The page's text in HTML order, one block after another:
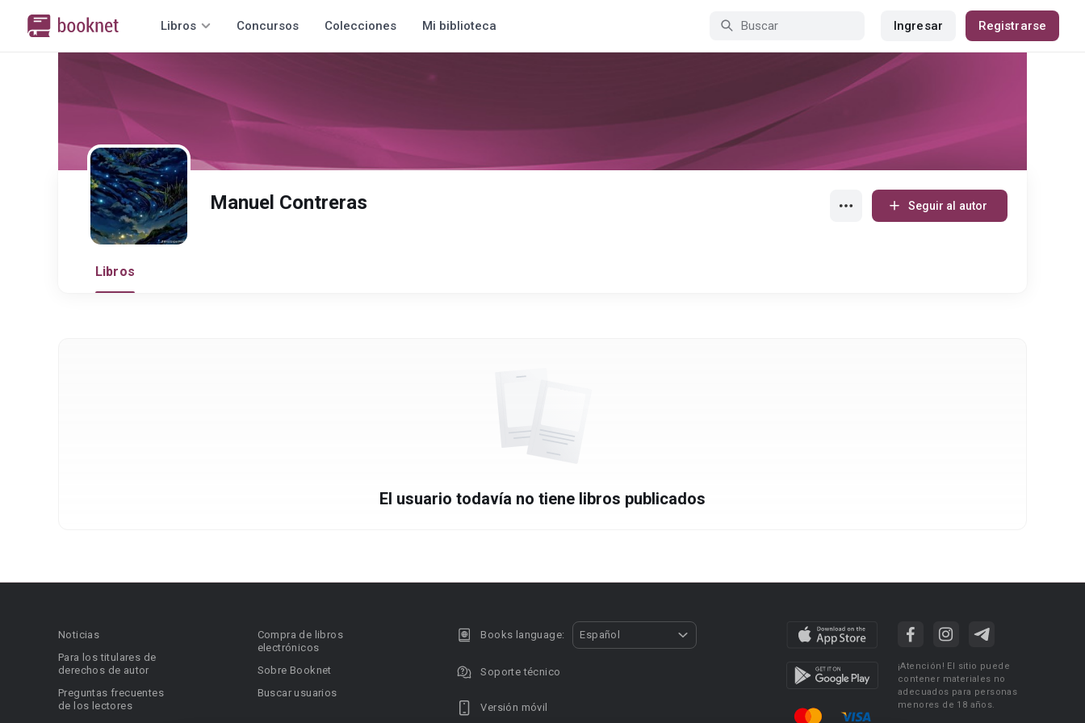
Libros Concursos Colecciones Mi biblioteca Ingresar Registrarse
Manuel Contreras Seguir al autor
Libros
El usuario todavía no tiene libros publicados
Noticias
Para los titulares de
derechos de autor
Preguntas frecuentes
de los lectores
Compra de libros
electrónicos
Sobre Booknet
Buscar usuarios
Books language: Español
Soporte técnico
Versión móvil
¡Atención! El sitio puede
contener materiales no
adecuados para personas
menores de 18 años.